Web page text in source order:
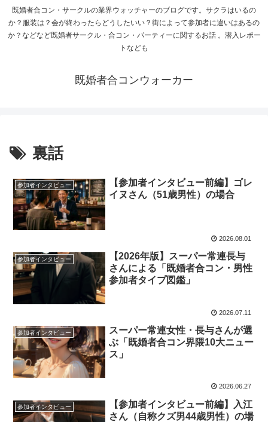
既婚者合コン・サークルの業界ウォッチャーのブログです。サクラはいるの
か？服装は？会が終わったらどうしたいい？街によって参加者に違いはあるの
か？などなど既婚者サークル・合コン・パーティーに関するお話 。潜入レポー
トなども
既婚者合コンウォーカー
裏話
参加者インタビュー
【参加者インタビュー前編】ゴレ
イヌさん（51歳男性）の場合
2026.08.01
参加者インタビュー
【2026年版】スーパー常連長与
さんによる「既婚者合コン・男性
参加者タイプ図鑑」
2026.07.11
参加者インタビュー
スーパー常連女性・長与さんが選
ぶ「既婚者合コン界隈10大ニュー
ス」
2026.06.27
参加者インタビュー
【参加者インタビュー前編】入江
さん（自称クズ男44歳男性）の場